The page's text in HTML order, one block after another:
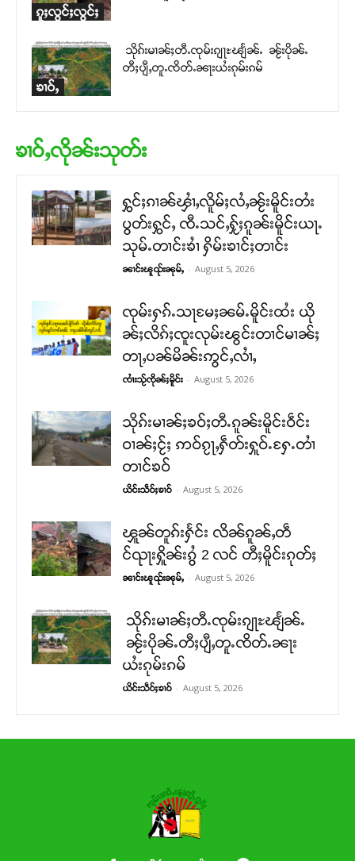
ၵူႈလွင်ႈလွင်ႈ
ၶၢဝ်ႇ
သိုၵ်းမၢၼ်ႈတီႉၸုမ်းၵျႃႊၽျႅၼ်ႉ ၼႂ်းပိုၼ်ႉ
တီႈပျီႇတူႉၸိတ်ႉၼႃးယႆးၵုမ်းၵမ်
ၶၢဝ်ႇလိုၼ်းသုတ်း
ႁွင်ႈၵၢၼ်ၾၢႆႇလိူမ်ႈလႆႇၼႂ်းမိူင်းတႆး
ပွတ်းႁွင်ႇ ၸီႉသင်ႇႁႂ်ႈၵူၼ်းမိူင်းယႃႉ
သုမ်ႉတၢင်းၶၢႆ ႁိမ်းၶၢင်ႈတၢင်း
ၼၢင်းၽူၺ်းၼုမ်ႇ - August 5, 2026
ၸုမ်းႁၵ်ႉသႃမႄႈၼမ်ႉမိူင်းထႆး ယို
ၼ်ႈလိၵ်ႈၸူးလုမ်းၽွင်းတၢင်မၢၼ်ႈ
တႃႇပၼ်မိၼ်းဢွင်ႇလၢႆႇ
ၸၢႆးသႂ်ၸိုၼ်ႈမိူင်း - August 5, 2026
သိုၵ်းမၢၼ်ႈၶဝ်ႈတီႉၵူၼ်းမိူင်းဝဵင်း
ဝၢၼ်ႈငႂ်ႈ ဢဝ်ၵႂႃႇႁဵတ်းႁူဝ်ႉႁႄႉတၢႆ
တၢင်ၶဝ်
ယိင်းသဵဝ်ႈၶၢဝ် - August 5, 2026
ၾူၼ်တူၵ်းႁႅင်း လိၼ်ၵူၼ်ႇတဵ
င်ၺႃးႁိူၼ်းၵွႆ 2 လင် တီႈမိူင်းၵုတ်ႈ
ၼၢင်းၽူၺ်းၼုမ်ႇ - August 5, 2026
သိုၵ်းမၢၼ်ႈတီႉၸုမ်းၵျႃႊၽျႅၼ်ႉ
ၼႂ်းပိုၼ်ႉတီႈပျီႇတူႉၸိတ်ႉၼႃး
ယႆးၵုမ်းၵမ်
ယိင်းသဵဝ်ႈၶၢဝ် - August 5, 2026